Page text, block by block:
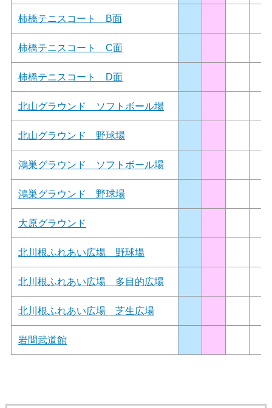
柿橋テニスコート B面
柿橋テニスコート C面
柿橋テニスコート D面
北山グラウンド ソフトボール場
北山グラウンド 野球場
鴻巣グラウンド ソフトボール場
鴻巣グラウンド 野球場
大原グラウンド
北川根ふれあい広場 野球場
北川根ふれあい広場 多目的広場
北川根ふれあい広場 芝生広場
岩間武道館